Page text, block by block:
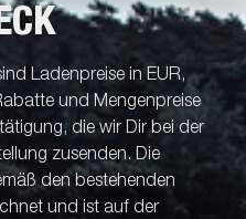
Ladenpreise in EUR,
und Mengenpreise
die wir Dir bei der
zusenden. Die
den bestehenden
und ist auf der